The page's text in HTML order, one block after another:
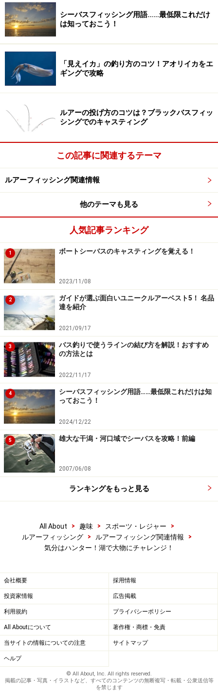
シーバスフィッシング用語……最低限これだけ
は知っておこう！
「見えイカ」の釣り方のコツ！アオリイカをエ
ギングで攻略
ルアーの投げ方のコツは？ブラックバスフィッ
シングでのキャスティング
この記事に関連するテーマ
ルアーフィッシング関連情報
他のテーマも見る
人気記事ランキング
1 ボートシーバスのキャスティングを覚える！
2023/11/08
2
ガイドが選ぶ面白いユニークルアーベスト5！ 名品
達を紹介
2021/09/17
3
バス釣りで使うラインの結び方を解説！おすすめ
の方法とは
2022/11/17
4
シーバスフィッシング用語……最低限これだけは知
っておこう！
2024/12/22
5 雄大な干潟・河口域でシーバスを攻略！前編
2007/06/08
ランキングをもっと見る
All About > 趣味 > スポーツ・レジャー
>
ルアーフィッシング
> ルアーフィッシング関連情報
>
気分はハンター！湖で大物にチャレンジ！
会社概要 採用情報
投資家情報 広告掲載
利用規約 プライバシーポリシー
All Aboutについて 著作権・商標・免責
当サイトの情報についての注意 サイトマップ
ヘルプ
© All About, Inc. All rights reserved.
掲載の記事・写真・イラストなど、すべてのコンテンツの無断複写・転載・公衆送信等
を禁じます